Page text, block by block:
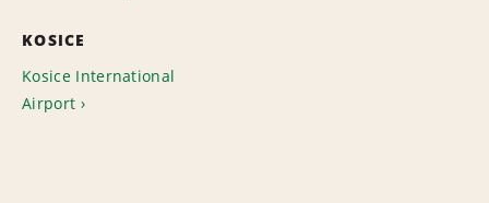
KOSICE
Kosice International
Airport